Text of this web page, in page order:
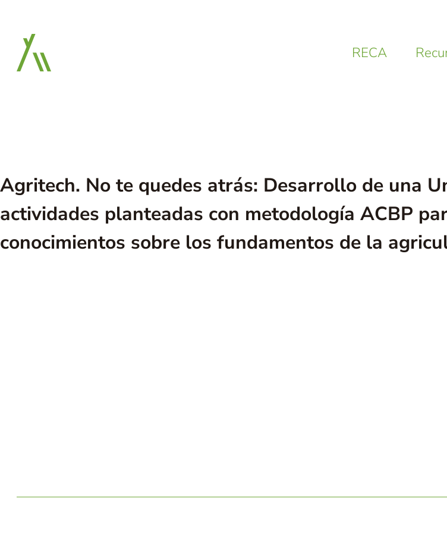
contenido
RECA
Agritech. No te quedes atrás: Desarrollo de una
actividades planteadas con metodología ACBP
conocimientos sobre los fundamentos de la